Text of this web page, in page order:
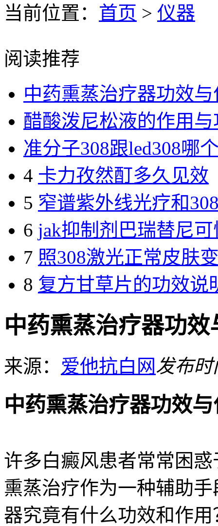
当前位置： 首页 > 仪器
阅读推荐
中药熏蒸治疗器功效
醋酸泼尼松液的作用与
准分子308跟led308哪
4 卡力孜然酊多久见效
5 窄谱紫外线光疗和
6 jak抑制剂巴瑞替尼可
7 照308激光正常皮肤
8 复方甘草片的功效说
中药熏蒸治疗器功效
来源： 爱他抗白网发布时
中药熏蒸治疗器功效
许多白癜风患者常常困
熏蒸治疗作为一种辅助
器究竟有什么功效和作